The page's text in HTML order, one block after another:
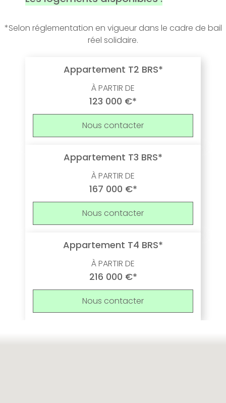
*Selon réglementation en vigueur dans le cadre de bail
réel solidaire.
Appartement T2 BRS*
À PARTIR DE
123 000 €*
Nous contacter
Appartement T3 BRS*
À PARTIR DE
167 000 €*
Nous contacter
Appartement T4 BRS*
À PARTIR DE
216 000 €*
Nous contacter